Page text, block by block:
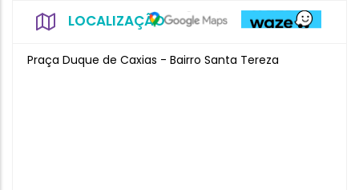
LOCALIZAÇÃO
Praça Duque de Caxias - Bairro Santa Tereza